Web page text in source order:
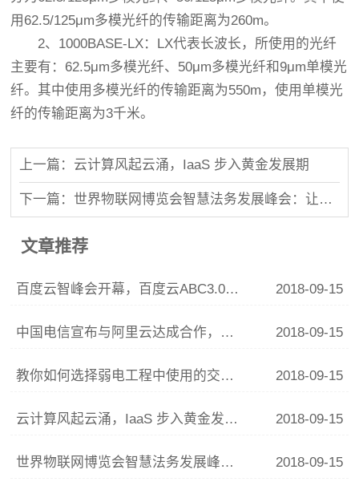
用62.5/125μm多模光纤的传输距离为260m。
2、1000BASE-LX：LX代表长波长，所使用的光纤
主要有：62.5μm多模光纤、50μm多模光纤和9μm单模光
纤。其中使用多模光纤的传输距离为550m，使用单模光
纤的传输距离为3千米。
上一篇：云计算风起云涌，IaaS 步入黄金发展期
下一篇：世界物联网博览会智慧法务发展峰会：让智慧城市上长出一朵“法律服务云”
文章推荐
百度云智峰会开幕，百度云ABC3.0正式发布，百度云收入比去年翻四倍 2018-09-15
中国电信宣布与阿里云达成合作，双方将联合布局智慧家庭领域 2018-09-15
教你如何选择弱电工程中使用的交换机？ 2018-09-15
云计算风起云涌，IaaS 步入黄金发展期 2018-09-15
世界物联网博览会智慧法务发展峰会：让智慧城市上长出一朵“法律服务云” 2018-09-15